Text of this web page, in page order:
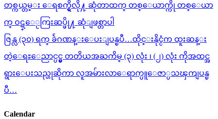
တစ္ကယ္တမ္း ေရစက္ရွိလို႔ ဆုံတာထက္ တစ္ေယာက္ကို တစ္ေယာ
က္ ဝဋ္ေႂကြးဆပ္ဖို႔ ဆုံျဖစ္တာပါ
ဇြန္လ (၃၀) ရက္ ခ်ဲဂဏန္းေပးျပန္ၿပီ…ထိုင္းနိုင္ငံက ထူးဆန္း
တဲ့ေရႊေညာင္ပင္မွ တတိယအႀကိမ္ (၃) လုံး ၊ (၂) လုံး ကိုအထင္အ
ရွားေပးသည္ဟုဆိုကာ လူအမ်ားလာေရာက္ပူေဇာ္ပသၾကျပန္ၿ
ပီ…
Calendar